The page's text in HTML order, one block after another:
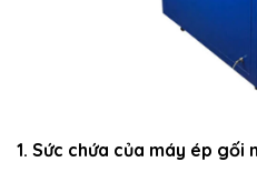
1. Sức chứa của máy ép gối